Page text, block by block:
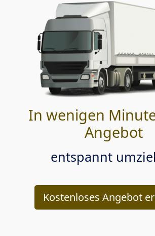
In wenigen
Angebot
entspannt
Kostenloses Angebot